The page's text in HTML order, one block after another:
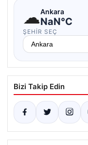
☁Ankara
NaN°C
ŞEHIR SEÇ
Bizi Takip Edin